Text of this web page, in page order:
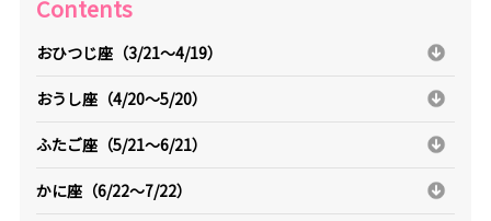
Contents
おひつじ座（3/21～4/19）
おうし座（4/20～5/20）
ふたご座（5/21～6/21）
かに座（6/22～7/22）